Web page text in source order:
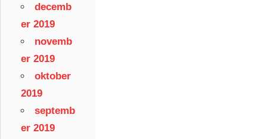
decemb
er 2019
novemb
er 2019
oktober
2019
septemb
er 2019